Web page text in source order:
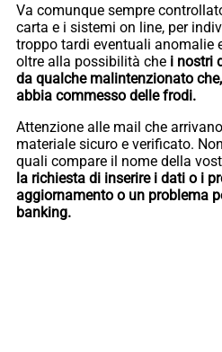
Va comunque sempre
carta e i sistemi on line, per
troppo tardi eventuali anomalie
oltre alla possibilità che i nostri
da qualche malintenzionato
abbia commesso delle frodi.
Attenzione alle mail che
materiale sicuro e verificato.
quali compare il nome della
la richiesta di inserire i dati o i
aggiornamento o un problema
banking.